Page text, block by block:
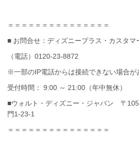
＝＝＝＝＝＝＝＝＝＝＝＝＝＝＝
■ お問合せ：ディズニープラス・カスタマ
（電話）0120-23-8872
※一部のIP電話からは接続できない場合が
受付時間： 9:00 ～ 21:00（年中無休）
■ウォルト・ディズニー・ジャパン 〒
門1-23-1
＝＝＝＝＝＝＝＝＝＝＝＝＝＝＝